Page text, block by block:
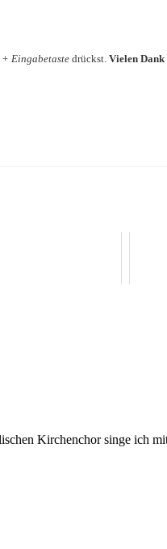
Eingabetaste drückst. Vielen
Kirchenchor singe ich